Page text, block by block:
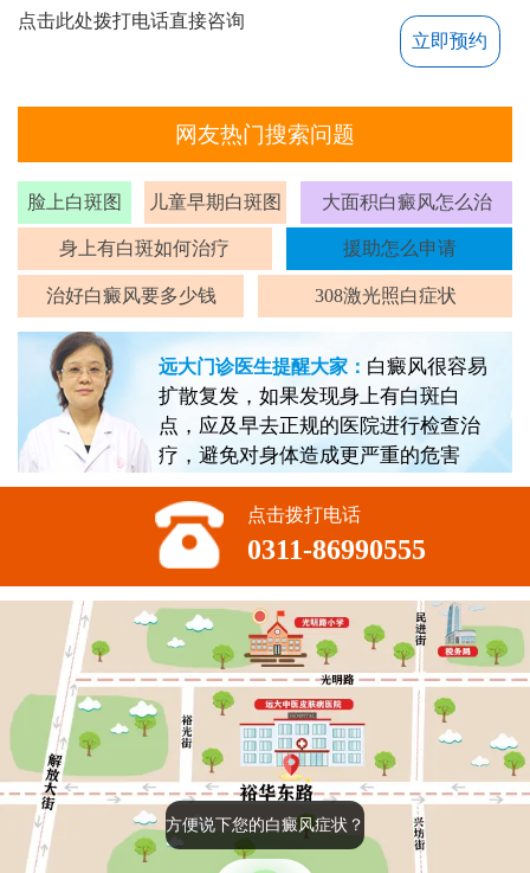
点击此处拨打电话直接咨询
立即预约
网友热门搜索问题
脸上白斑图 儿童早期白斑图 大面积白癜风怎么治
身上有白斑如何治疗 援助怎么申请
治好白癜风要多少钱 308激光照白症状
远大门诊医生提醒大家： 白癜风很容易
扩散复发，如果发现身上有白斑白
点，应及早去正规的医院进行检查治
疗，避免对身体造成更严重的危害
点击拨打电话
0311-86990555
方便说下您的白癜风症状？